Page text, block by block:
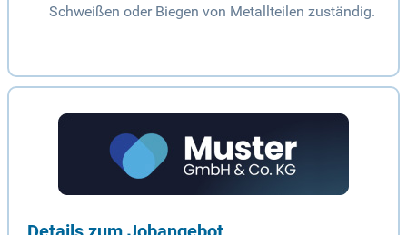
Schweißen oder Biegen von Metallteilen zuständig.